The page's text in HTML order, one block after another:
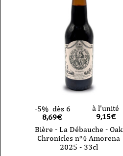
-5% dès 6
8,69€
à l'unité
9,15€
Bière - La Débauche - Oak
Chronicles n°4 Amorena
2025 - 33cl